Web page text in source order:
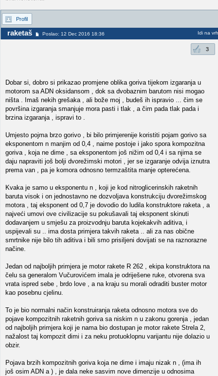
Profil
raketaš Poslao: 12 Dec 2016 18:36 Idi na vrh
3
Dobar si, dobro si prikazao promjene oblika goriva tijekom izgaranja u
motorom sa ADN oksidansom , dok sa dvobaznim barutom nisi mogao
ništa . Imaš nekih grešaka , ali bože moj , budeš ih ispravio ... čim se
površina izgaranja smanjuje mora pasti i tlak , a čim pada tlak pada i
brzina izgaranja , ispravi to .
Umjesto pojma brzo gorivo , bi bilo primjerenije koristiti pojam gorivo sa
eksponentom n manjim od 0,4 , naime postoje i jako spora kompozitna
goriva , koja ne dime , sa eksponentom još nižim od 0,4 i sa njima se
daju napraviti još bolji dvorežimski motori , jer se izgaranje odvija iznutra
prema van , pa je komora odnosno termzaštita manje opterećena.
Kvaka je samo u eksponentu n , koji je kod nitroglicerinskih raketnih
baruta visok i on jednostavno ne dozvoljava konstrukciju dvorežimskog
motora , taj eksponent od 0,7 je dovodio do ludila konstruktore raketa , a
najveći umovi ove civilizacije su pokušavali taj eksponent skinuti
dodavanjem u smješu za proizvodnju baruta kojekakvih aditiva, i
uspijevali su .. ima dosta primjera takvih raketa .. ali za nas obične
smrtnike nije bilo tih aditiva i bili smo prisiljeni dovijati se na raznorazne
načine.
Jedan od najboljih primjera je motor rakete R 262 , ekipa konstruktora na
čelu sa generalom Vučurovićem imala je odriješene ruke, otvorena sva
vrata ispred sebe , brdo love , a na kraju su morali odraditi buster motor
kao posebnu cjelinu.
To je bio normalni način konstruiranja raketa odnosno motora sve do
pojave kompozitnih raketnih goriva sa niskim n u zakonu gorenja , jedan
od najboljih primjera koji je nama bio dostupan je motor rakete Strela 2,
nažalost taj kompozit dimi i za neku protuoklopnu varijantu nije dolazio u
obzir.
Pojava brzih kompozitnih goriva koja ne dime i imaju nizak n , (ima ih
još osim ADN a ) , je dala neke sasvim nove dimenzije u odnosima